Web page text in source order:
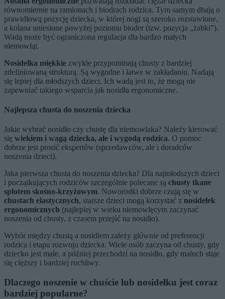
równomiernie na ramionach i biodrach rodzica. Tym samym dbają o
prawidłową pozycję dziecka, w której nogi są szeroko rozstawione,
a kolana uniesione powyżej poziomu bioder (tzw. pozycja „żabki”).
Wadą może być ograniczona regulacja dla bardzo małych
niemowląt.
Nosidełka miękkie zwykle przypominają chusty z bardziej
zdefiniowaną strukturą. Są wygodne i łatwe w zakładaniu. Nadają
się lepiej dla młodszych dzieci. Ich wadą jest to, że mogą nie
zapewniać takiego wsparcia jak nosidła ergonomiczne.
Najlepsza chusta do noszenia dziecka
Jakie wybrać nosidło czy chustę dla niemowlaka? Należy kierować
się wiekiem i wagą dziecka, ale i wygodą rodzica. O pomoc
dobrze jest prosić ekspertów (sprzedawców, ale i doradców
noszenia dzieci).
Jaka pierwsza chusta do noszenia dziecka? Dla najmłodszych dzieci
i początkujących rodziców szczególnie polecane są chusty tkane
splotem skośno-krzyżowym. Noworodki dobrze czują się w
chustach elastycznych, starsze dzieci mogą korzystać z nosidełek
ergonomicznych (najlepiej w wieku niemowlęcym zaczynać
noszenia od chusty, z czasem przejść na nosidło).
Wybór między chustą a nosidłem zależy głównie od preferencji
rodzica i etapu rozwoju dziecka. Wiele osób zaczyna od chusty, gdy
dziecko jest małe, a później przechodzi na nosidło, gdy maluch staje
się cięższy i bardziej ruchliwy.
Dlaczego noszenie w chuście lub nosidełku jest coraz
bardziej popularne?